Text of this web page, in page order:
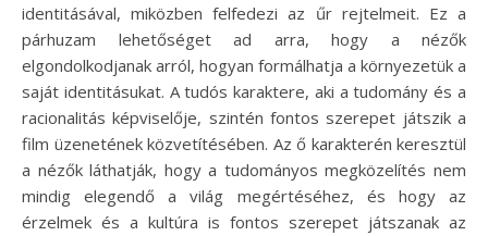
identitásával, miközben felfedezi az űr rejtelmeit. Ez a
párhuzam lehetőséget ad arra, hogy a nézők
elgondolkodjanak arról, hogyan formálhatja a környezetük a
saját identitásukat. A tudós karaktere, aki a tudomány és a
racionalitás képviselője, szintén fontos szerepet játszik a
film üzenetének közvetítésében. Az ő karakterén keresztül
a nézők láthatják, hogy a tudományos megközelítés nem
mindig elegendő a világ megértéséhez, és hogy az
érzelmek és a kultúra is fontos szerepet játszanak az